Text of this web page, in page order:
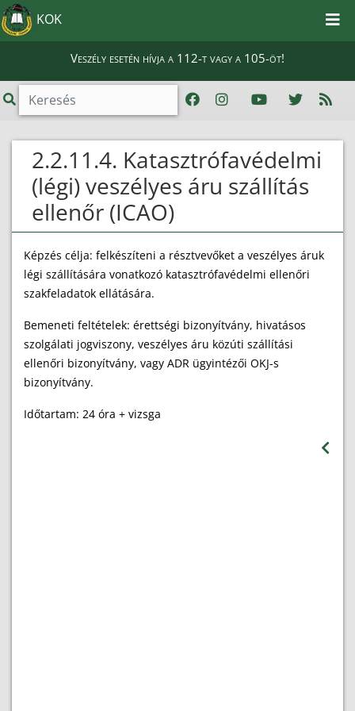
KOK
Veszély esetén hívja a 112-t vagy a 105-öt!
2.2.11.4. Katasztrófavédelmi
(légi) veszélyes áru szállítás
ellenőr (ICAO)
Képzés célja: felkészíteni a résztvevőket a veszélyes áruk
légi szállítására vonatkozó katasztrófavédelmi ellenőri
szakfeladatok ellátására.
Bemeneti feltételek: érettségi bizonyítvány, hivatásos
szolgálati jogviszony, veszélyes áru közúti szállítási
ellenőri bizonyítvány, vagy ADR ügyintézői OKJ-s
bizonyítvány.
Időtartam: 24 óra + vizsga